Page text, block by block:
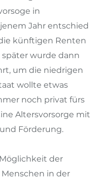
in
Jahr entschied
künftigen Renten
wurde dann
um die niedrigen
wollte etwas
noch privat fürs
Altersvorsorge mit
Förderung.
der
in der